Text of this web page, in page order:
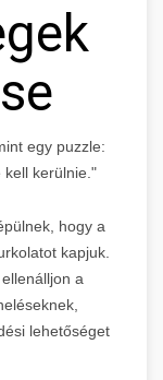
egy puzzle:
kerülnie."
hogy a
kapjuk.
a
lehetőséget